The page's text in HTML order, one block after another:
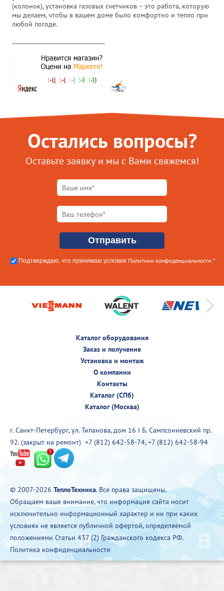
(колонок), установка газовых счетчиков – это работа, которую
мы делаем, чтобы в вашем доме было комфортно и тепло при
любой погоде.
Остались вопросы?
Оставьте заявку и мы с Вами свяжемся!
Подтверждаю, что принимаю условия Политики конфиденциальности .*
Каталог оборудования
Заказ и получение
Установка и монтаж
О компании
Контакты
Каталог (СПб)
Каталог (Москва)
г. Санкт-Петербург, ул. Типанова, дом 16 I Б. Сампсониевский пр.
92. (закрыт на ремонт) +7 (812) 642-58-74,+7 (812) 642-58-94
© 2007-2026 ТеплоТехника. Все права защищены.
Обращаем ваше внимание, что информация сайта носит
исключительно информационный характер и ни при каких
условиях не является публичной офертой, определяемой
положениями Статьи 437 (2) Гражданского кодекса РФ.
Политика конфиденциальности